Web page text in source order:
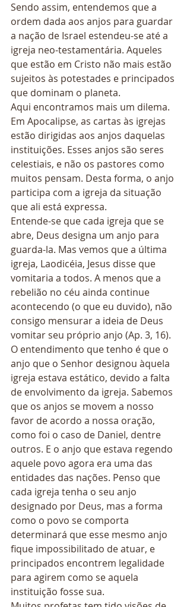
Sendo assim, entendemos que a
ordem dada aos anjos para guardar
a nação de Israel estendeu-se até a
igreja neo-testamentária. Aqueles
que estão em Cristo não mais estão
sujeitos às potestades e principados
que dominam o planeta.
Aqui encontramos mais um dilema.
Em Apocalipse, as cartas às igrejas
estão dirigidas aos anjos daquelas
instituições. Esses anjos são seres
celestiais, e não os pastores como
muitos pensam. Desta forma, o anjo
participa com a igreja da situação
que ali está expressa.
Entende-se que cada igreja que se
abre, Deus designa um anjo para
guarda-la. Mas vemos que a última
igreja, Laodicéia, Jesus disse que
vomitaria a todos. A menos que a
rebelião no céu ainda continue
acontecendo (o que eu duvido), não
consigo mensurar a ideia de Deus
vomitar seu próprio anjo (Ap. 3, 16).
O entendimento que tenho é que o
anjo que o Senhor designou àquela
igreja estava estático, devido a falta
de envolvimento da igreja. Sabemos
que os anjos se movem a nosso
favor de acordo a nossa oração,
como foi o caso de Daniel, dentre
outros. E o anjo que estava regendo
aquele povo agora era uma das
entidades das nações. Penso que
cada igreja tenha o seu anjo
designado por Deus, mas a forma
como o povo se comporta
determinará que esse mesmo anjo
fique impossibilitado de atuar, e
principados encontrem legalidade
para agirem como se aquela
instituição fosse sua.